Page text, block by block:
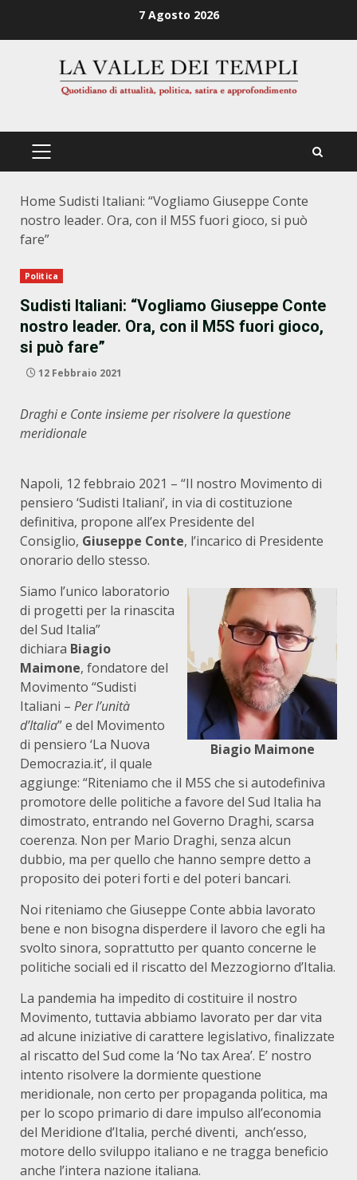
7 Agosto 2026
PRIMÄRES
Home Sudisti Italiani: “Vogliamo Giuseppe Conte
nostro leader. Ora, con il M5S fuori gioco, si può
fare”
Politica
Sudisti Italiani: “Vogliamo Giuseppe Conte
nostro leader. Ora, con il M5S fuori gioco,
si può fare”
12 Febbraio 2021
Draghi e Conte insieme per risolvere la questione
meridionale
Napoli, 12 febbraio 2021 – “Il nostro Movimento di
pensiero ‘Sudisti Italiani’, in via di costituzione
definitiva, propone all’ex Presidente del
Consiglio, Giuseppe Conte, l’incarico di Presidente
onorario dello stesso.
Biagio Maimone
Siamo l’unico laboratorio
di progetti per la rinascita
del Sud Italia”
dichiara Biagio
Maimone, fondatore del
Movimento “Sudisti
Italiani – Per l’unità
d’Italia” e del Movimento
di pensiero ‘La Nuova
Democrazia.it’, il quale
aggiunge: “Riteniamo che il M5S che si autodefiniva
promotore delle politiche a favore del Sud Italia ha
dimostrato, entrando nel Governo Draghi, scarsa
coerenza. Non per Mario Draghi, senza alcun
dubbio, ma per quello che hanno sempre detto a
proposito dei poteri forti e del poteri bancari.
Noi riteniamo che Giuseppe Conte abbia lavorato
bene e non bisogna disperdere il lavoro che egli ha
svolto sinora, soprattutto per quanto concerne le
politiche sociali ed il riscatto del Mezzogiorno d’Italia.
La pandemia ha impedito di costituire il nostro
Movimento, tuttavia abbiamo lavorato per dar vita
ad alcune iniziative di carattere legislativo, finalizzate
al riscatto del Sud come la ‘No tax Area’. E’ nostro
intento risolvere la dormiente questione
meridionale, non certo per propaganda politica, ma
per lo scopo primario di dare impulso all’economia
del Meridione d’Italia, perché diventi, anch’esso,
motore dello sviluppo italiano e ne tragga beneficio
anche l’intera nazione italiana.